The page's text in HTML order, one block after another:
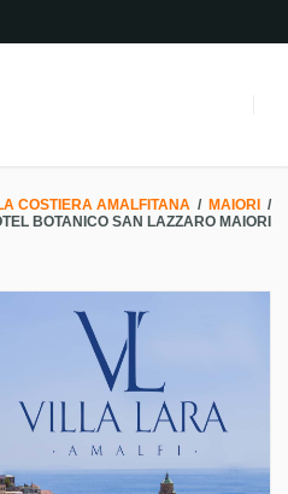
COSTIERA AMALFITANA / MAIORI /
BOTANICO SAN LAZZARO MAIORI